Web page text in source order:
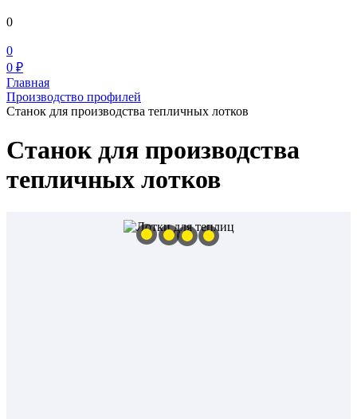
0
0
0 ₽
Главная
Производство профилей
Станок для производства тепличных лотков
Станок для производства
тепличных лотков